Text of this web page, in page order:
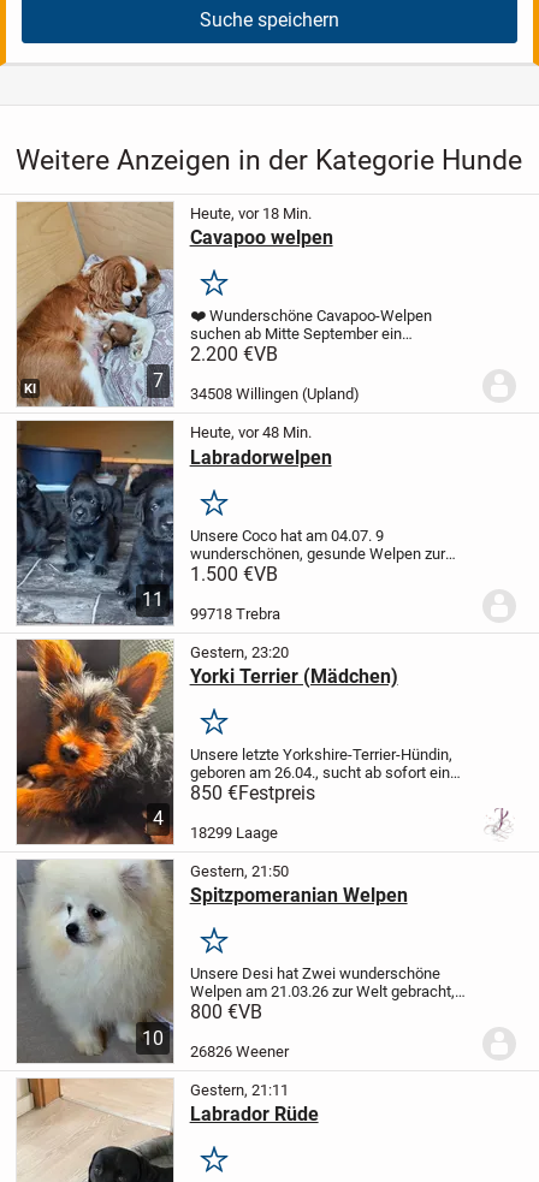
Suche speichern
Weitere Anzeigen in der Kategorie Hunde
7
KI
Heute, vor 18 Min.
Cavapoo welpen
Merken
❤️ Wunderschöne Cavapoo-Welpen
suchen ab Mitte September ein
liebevolles Zuhause ❤️
am 16.07.2026 geboren und wachsen mit
viel Liebe in unserer Familie auf....
2.200 €VB
34508 Willingen (Upland)
11
Heute, vor 48 Min.
Labradorwelpen
Merken
Unsere Coco hat am 04.07. 9
wunderschönen, gesunde Welpen zur
Welt gebracht. Es suchen noch 2
ihre ❤️ Menschen.
75% Labrador und 25%...
1.500 €VB
99718 Trebra
4
Gestern, 23:20
Yorki Terrier (Mädchen)
Merken
Unsere letzte Yorkshire-Terrier-Hündin,
geboren am 26.04., sucht ab sofort ein
liebevolles Zuhause.
Kleine bereits ein neues Zuhause
gefunden. Leider wurde der vereinbarte...
850 €Festpreis
18299 Laage
10
Gestern, 21:50
Spitzpomeranian Welpen
Merken
Unsere Desi hat Zwei wunderschöne
Welpen am 21.03.26 zur Welt gebracht,
die ein Liebevolles Zuhause suchen. Sind
Vater sind beide reinrassige Spitz
800 €VB
26826 Weener
Gestern, 21:11
Labrador Rüde
Merken